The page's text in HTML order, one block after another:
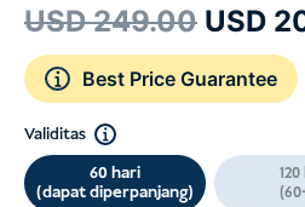
USD249.00 Harga
aslinya
adalah:
USD
Best Price Guarantee
Validitas
60 hari
(dapat diperpanjang)